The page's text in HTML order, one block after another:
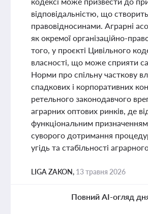
відповідальністю, що
правовідносинами. Аграрні
як окремої організаційно-
того, у проєкті Цивільного
власності, що може сприяти
Норми про спільну часткову
спадкових і корпоративних
ретельного законодавчого
аграрних оптових ринків, де
функціональним призначенням
суворого дотримання
угідь та стабільності
LIGA ZAKON, 13 травня 2026
Повний AI-огляд